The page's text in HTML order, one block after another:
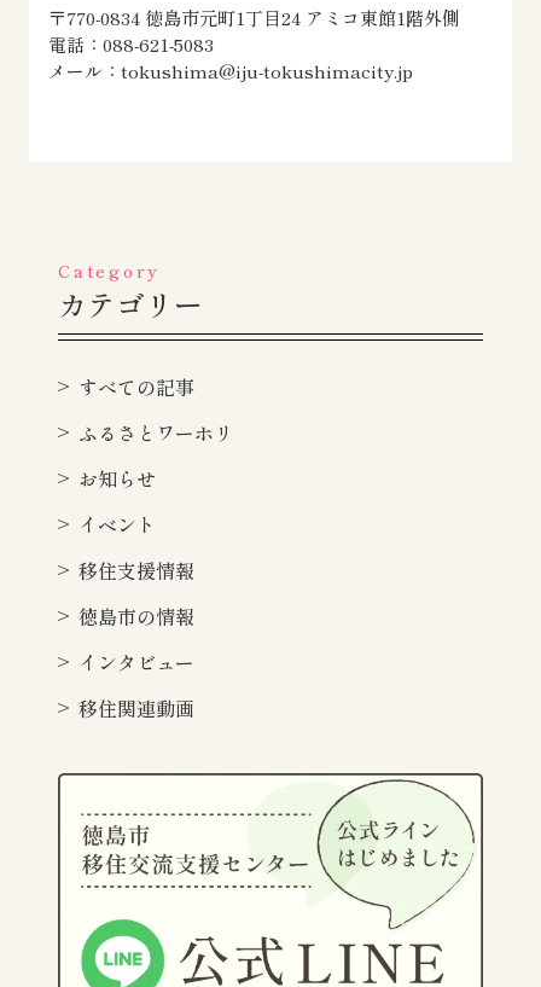
〒770-0834 徳島市元町1丁目24 アミコ東館1階外側
電話：088-621-5083
メール：tokushima@iju-tokushimacity.jp
Category
カテゴリー
すべての記事
ふるさとワーホリ
お知らせ
イベント
移住支援情報
徳島市の情報
インタビュー
移住関連動画